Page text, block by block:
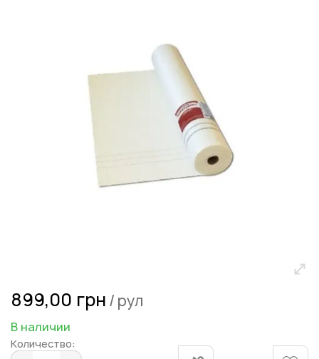
к
галереи
изображений
899,00 грн / рул
В наличии
Количество: